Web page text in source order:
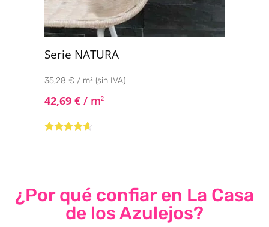
Serie NATURA
35,28 € / m² (sin IVA)
42,69 € / m2
¿Por qué confiar en La Casa
de los Azulejos?